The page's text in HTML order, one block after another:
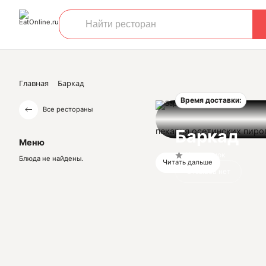
Главная Баркад
Все рестораны
Меню
Блюда не найдены.
Время доставки:
Баркад
пекарня осетинских
Читать дальше